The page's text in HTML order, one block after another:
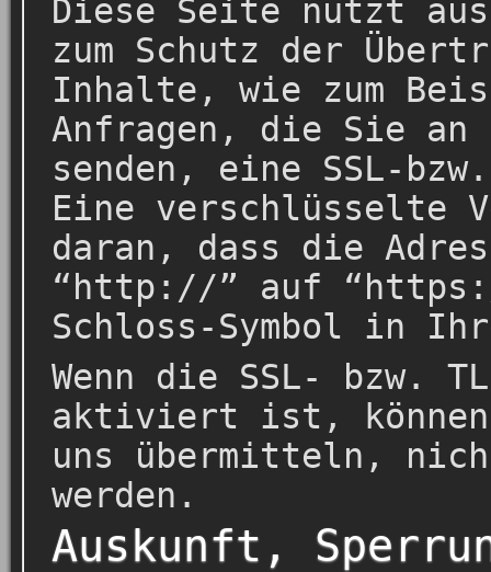
Diese Seite nutzt
zum Schutz der
Inhalte, wie zum
Anfragen, die Sie
senden, eine SSL-
Eine verschlüsselte
daran, dass die
“http://” auf
Schloss-Symbol in
Wenn die SSL- bzw.
aktiviert ist,
uns übermitteln,
werden.
Auskunft,